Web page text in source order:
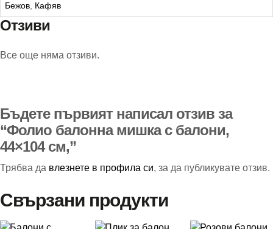
Бежов Кафяв
Отзиви
Все още няма отзиви.
Бъдете първият написал отзив за
“Фолио балонна мишка с балони,
44×104 см,”
Трябва да влезнете в профила си, за да публикувате отзив.
Свързани продукти